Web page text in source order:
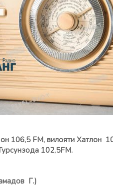
106,5 FM, вилояти Хатлон
Турсунзода 102,5FM.
Г.)